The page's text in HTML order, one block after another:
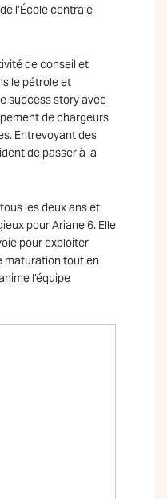
l’École centrale
de conseil et
le pétrole et
success story avec
de chargeurs
Entrevoyant des
de passer à la
les deux ans et
pour Ariane 6. Elle
pour exploiter
maturation tout en
l’équipe